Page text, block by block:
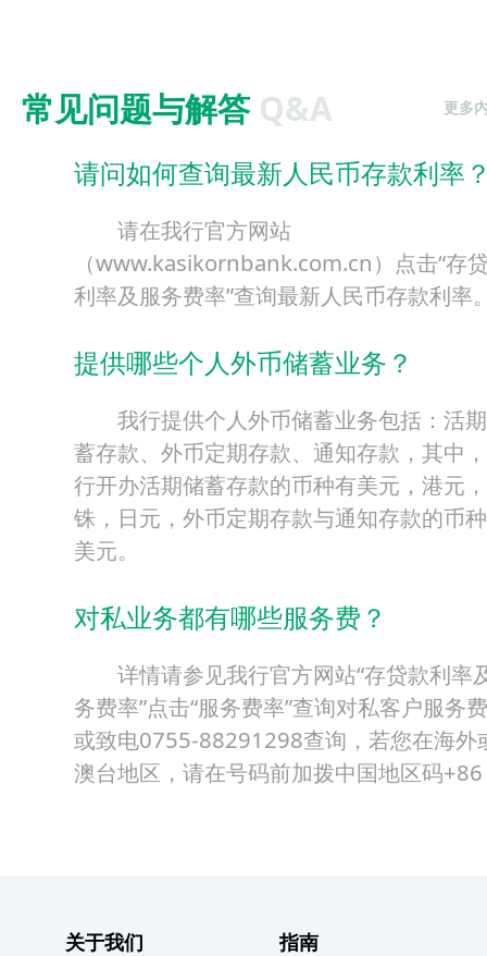
常见问题与解答 Q&A 更多
请问如何查询最新人民币存款利率
请在我行官方网站
（www.kasikornbank.com.cn）点击“存
利率及服务费率”查询最新人民币存款利率
提供哪些个人外币储蓄业务？
我行提供个人外币储蓄业务包括：活
蓄存款、外币定期存款、通知存款，其中
行开办活期储蓄存款的币种有美元，港元
铢，日元，外币定期存款与通知存款的币
美元。
对私业务都有哪些服务费？
详情请参见我行官方网站“存贷款利率
务费率”点击“服务费率”查询对私客户服务
或致电0755-88291298查询，若您在海外
澳台地区，请在号码前加拨中国地区码+86
关于我们 指南